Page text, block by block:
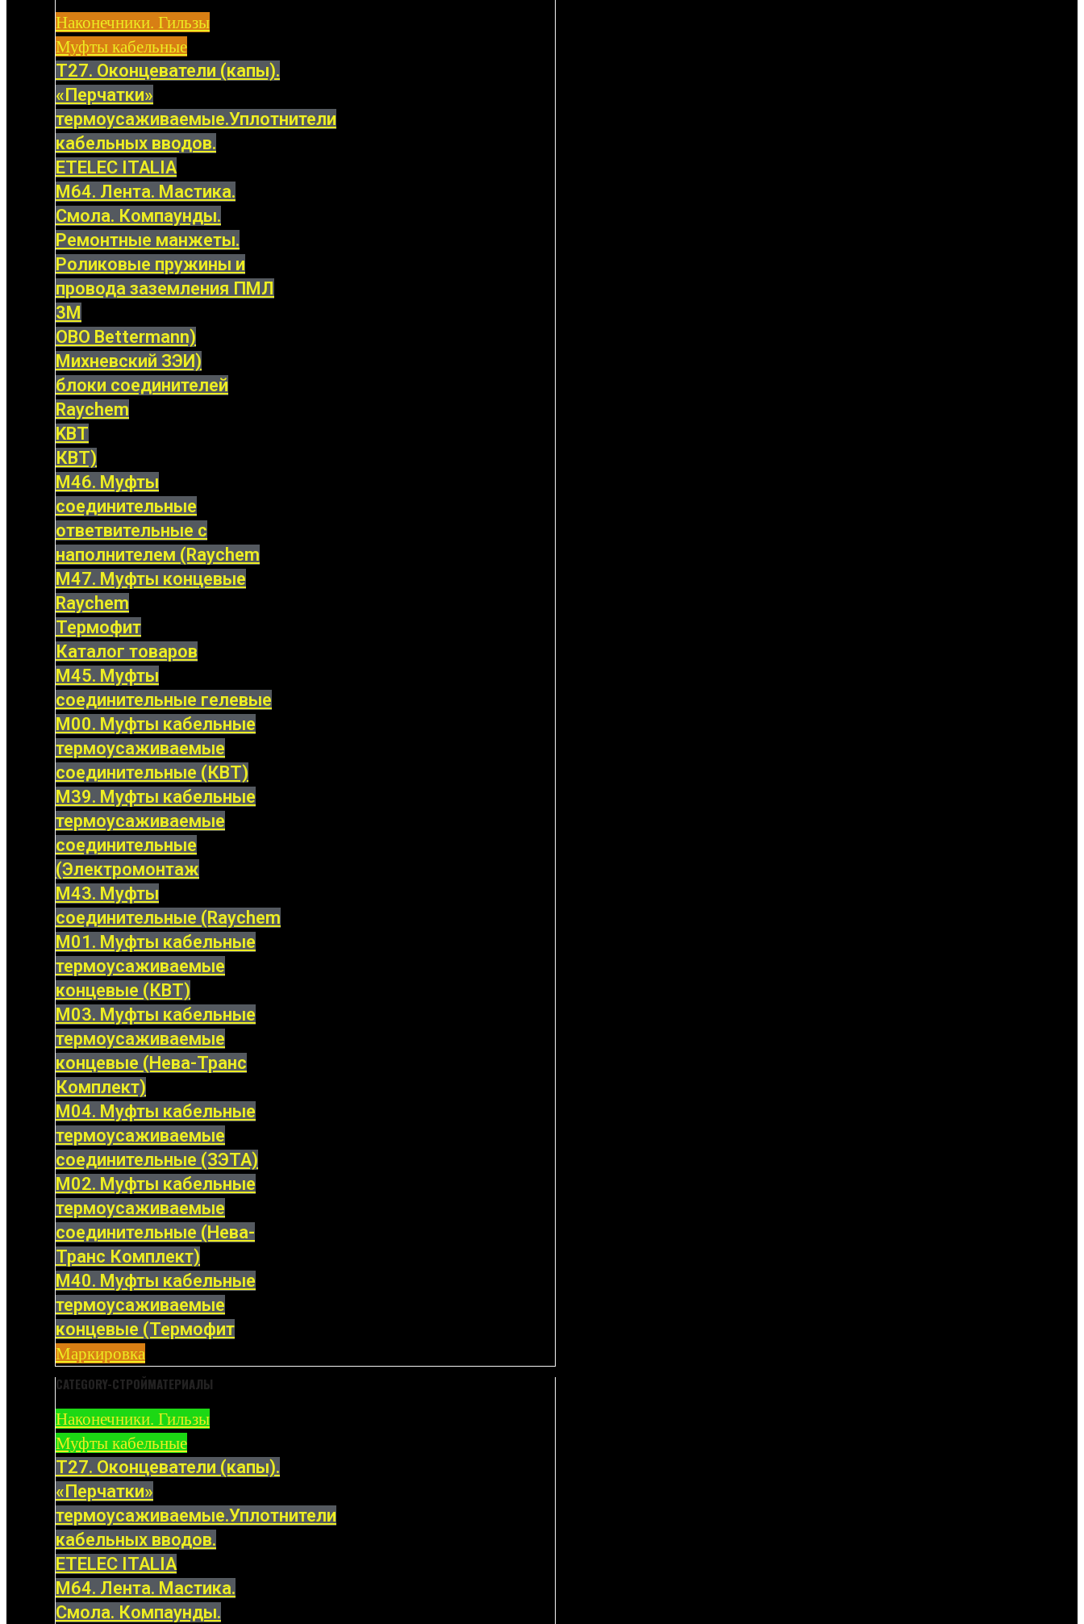
Наконечники. Гильзы
Муфты кабельные
Т27. Оконцеватели (капы).
«Перчатки»
термоусаживаемые.Уплотнители
кабельных вводов.
ETELEC ITALIA
М64. Лента. Мастика.
Смола. Компаунды.
Ремонтные манжеты.
Роликовые пружины и
провода заземления ПМЛ
3M
OBO Bettermann)
Михневский ЗЭИ)
блоки соединителей
Raychem
KBT
КВТ)
М46. Муфты
соединительные
ответвительные с
наполнителем (Raychem
М47. Муфты концевые
Raychem
Термофит
Каталог товаров
М45. Муфты
соединительные гелевые
М00. Муфты кабельные
термоусаживаемые
соединительные (КВТ)
М39. Муфты кабельные
термоусаживаемые
соединительные
(Электромонтаж
М43. Муфты
соединительные (Raychem
М01. Муфты кабельные
термоусаживаемые
концевые (КВТ)
М03. Муфты кабельные
термоусаживаемые
концевые (Нева-Транс
Комплект)
М04. Муфты кабельные
термоусаживаемые
соединительные (ЗЭТА)
М02. Муфты кабельные
термоусаживаемые
соединительные (Нева-
Транс Комплект)
М40. Муфты кабельные
термоусаживаемые
концевые (Термофит
Маркировка
CATEGORY-СТРОЙМАТЕРИАЛЫ
Наконечники. Гильзы
Муфты кабельные
Т27. Оконцеватели (капы).
«Перчатки»
термоусаживаемые.Уплотнители
кабельных вводов.
ETELEC ITALIA
М64. Лента. Мастика.
Смола. Компаунды.